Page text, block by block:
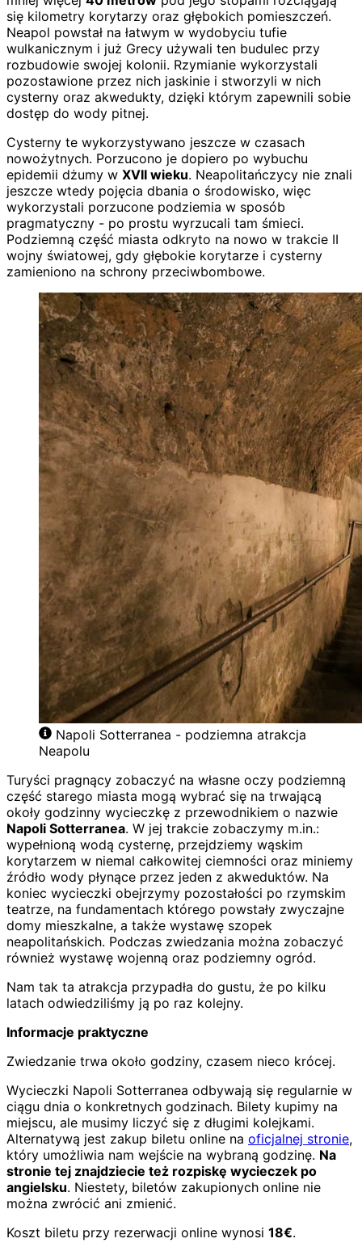
się kilometry korytarzy oraz głębokich pomieszczeń.
Neapol powstał na łatwym w wydobyciu tufie
wulkanicznym i już Grecy używali ten budulec przy
rozbudowie swojej kolonii. Rzymianie wykorzystali
pozostawione przez nich jaskinie i stworzyli w nich
cysterny oraz akwedukty, dzięki którym zapewnili sobie
dostęp do wody pitnej.
Cysterny te wykorzystywano jeszcze w czasach
nowożytnych. Porzucono je dopiero po wybuchu
epidemii dżumy w XVII wieku. Neapolitańczycy nie znali
jeszcze wtedy pojęcia dbania o środowisko, więc
wykorzystali porzucone podziemia w sposób
pragmatyczny - po prostu wyrzucali tam śmieci.
Podziemną część miasta odkryto na nowo w trakcie II
wojny światowej, gdy głębokie korytarze i cysterny
zamieniono na schrony przeciwbombowe.
Napoli Sotterranea - podziemna atrakcja
Neapolu
Turyści pragnący zobaczyć na własne oczy podziemną
część starego miasta mogą wybrać się na trwającą
okoły godzinny wycieczkę z przewodnikiem o nazwie
Napoli Sotterranea. W jej trakcie zobaczymy m.in.:
wypełnioną wodą cysternę, przejdziemy wąskim
korytarzem w niemal całkowitej ciemności oraz miniemy
źródło wody płynące przez jeden z akweduktów. Na
koniec wycieczki obejrzymy pozostałości po rzymskim
teatrze, na fundamentach którego powstały zwyczajne
domy mieszkalne, a także wystawę szopek
neapolitańskich. Podczas zwiedzania można zobaczyć
również wystawę wojenną oraz podziemny ogród.
Nam tak ta atrakcja przypadła do gustu, że po kilku
latach odwiedziliśmy ją po raz kolejny.
Informacje praktyczne
Zwiedzanie trwa około godziny, czasem nieco krócej.
Wycieczki Napoli Sotterranea odbywają się regularnie w
ciągu dnia o konkretnych godzinach. Bilety kupimy na
miejscu, ale musimy liczyć się z długimi kolejkami.
Alternatywą jest zakup biletu online na oficjalnej stronie,
który umożliwia nam wejście na wybraną godzinę. Na
stronie tej znajdziecie też rozpiskę wycieczek po
angielsku. Niestety, biletów zakupionych online nie
można zwrócić ani zmienić.
Koszt biletu przy rezerwacji online wynosi 18€.